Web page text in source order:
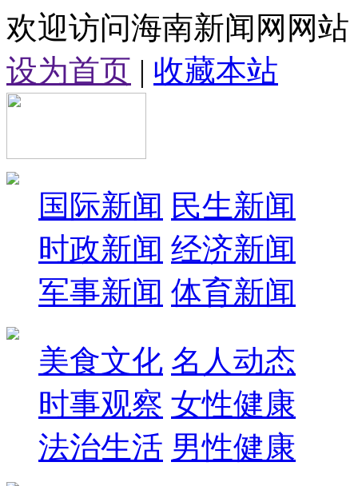
欢迎访问海南新闻网网站
设为首页 | 收藏本站
国际新闻 民生新闻
时政新闻 经济新闻
军事新闻 体育新闻
美食文化 名人动态
时事观察 女性健康
法治生活 男性健康